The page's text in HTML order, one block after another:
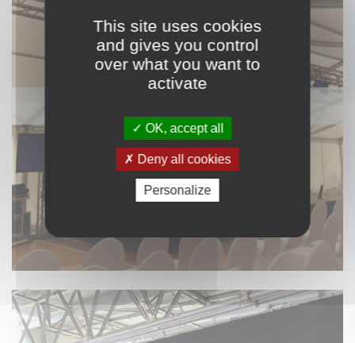
This site uses cookies
and gives you control
over what you want to
activate
OK, accept all
Deny all cookies
Personalize